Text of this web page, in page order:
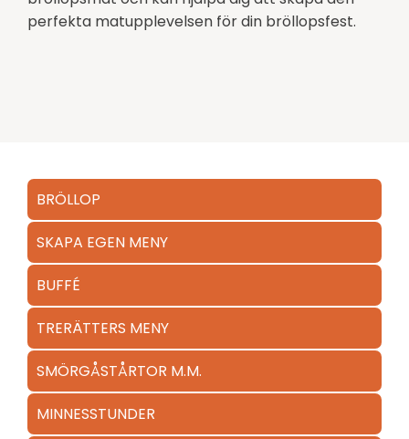
perfekta matupplevelsen för din bröllopsfest.
BRÖLLOP
SKAPA EGEN MENY
BUFFÉ
TRERÄTTERS MENY
SMÖRGÅSTÅRTOR M.M.
MINNESSTUNDER